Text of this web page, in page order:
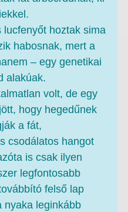
lucfenyőt hoztak sima
habosnak, mert a
– egy genetikai
alakúak.
volt, de egy
hogy hegedűnek
a fát,
csodálatos hangot
is csak ilyen
legfontosabb
felső lap
nyaka leginkább